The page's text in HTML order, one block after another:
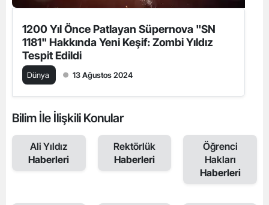
1200 Yıl Önce Patlayan Süpernova "SN
1181" Hakkında Yeni Keşif: Zombi Yıldız
Tespit Edildi
Dünya 13 Ağustos 2024
Bilim İle İlişkili Konular
Ali Yıldız
Haberleri
Rektörlük
Haberleri
Öğrenci
Hakları
Haberleri